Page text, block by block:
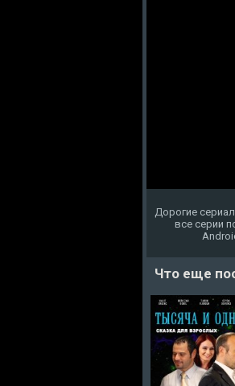
Дорогие
все серии
Что еще